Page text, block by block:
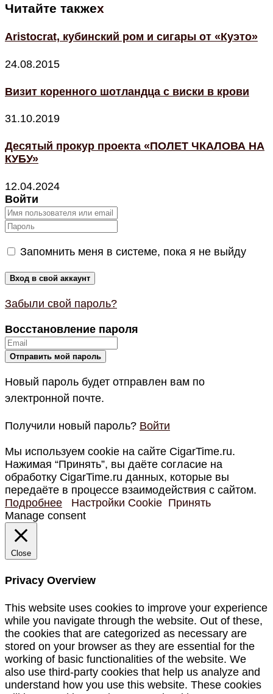
Читайте такжеx
Aristocrat, кубинский ром и сигары от «Куэто»
24.08.2015
Визит коренного шотландца с виски в крови
31.10.2019
Десятый прокур проекта «ПОЛЕТ ЧКАЛОВА НА
КУБУ»
12.04.2024
Войти
Запомнить меня в системе, пока я не выйду
Забыли свой пароль?
Восстановление пароля
Новый пароль будет отправлен вам по
электронной почте.
Получили новый пароль? Войти
Мы используем cookie на сайте CigarTime.ru.
Нажимая “Принять”, вы даёте согласие на
обработку CigarTime.ru данных, которые вы
передаёте в процессе взаимодействия с сайтом.
Подробнее
Настройки Cookie Принять
Manage consent
Close
Privacy Overview
This website uses cookies to improve your experience
while you navigate through the website. Out of these,
the cookies that are categorized as necessary are
stored on your browser as they are essential for the
working of basic functionalities of the website. We
also use third-party cookies that help us analyze and
understand how you use this website. These cookies